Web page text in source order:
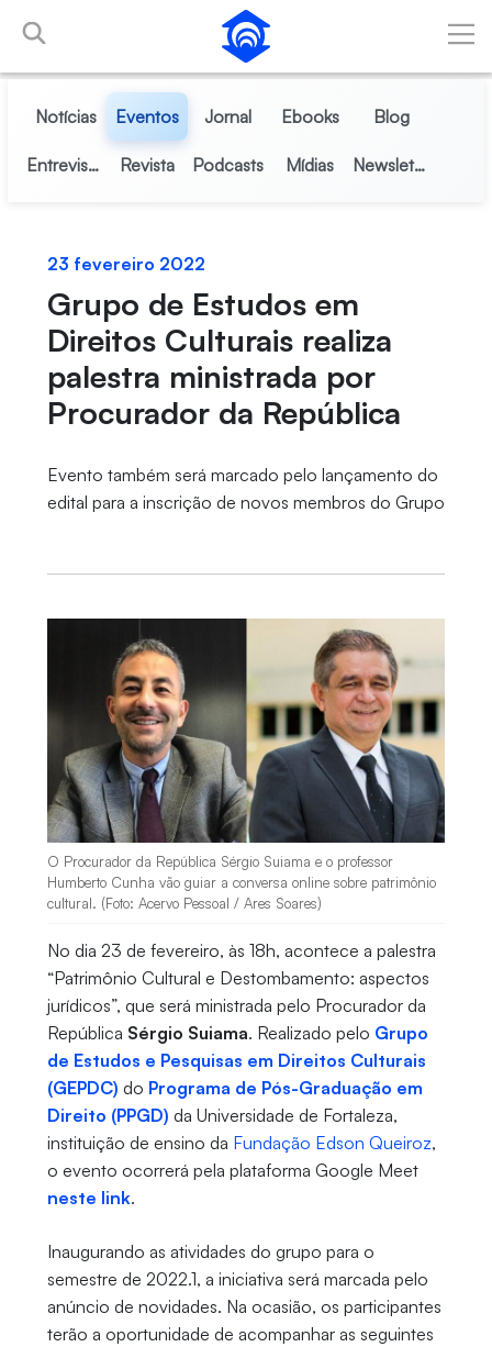
Pular para o Conteúdo principal
Notícias Eventos Jornal Ebooks Blog
Entrevistas Revista Podcasts Mídias Newsletter
23 fevereiro 2022
Grupo de Estudos em
Direitos Culturais realiza
palestra ministrada por
Procurador da República
Evento também será marcado pelo lançamento do
edital para a inscrição de novos membros do Grupo
O Procurador da República Sérgio Suiama e o professor
Humberto Cunha vão guiar a conversa online sobre patrimônio
cultural. (Foto: Acervo Pessoal / Ares Soares)
No dia 23 de fevereiro, às 18h, acontece a palestra
“Patrimônio Cultural e Destombamento: aspectos
jurídicos”, que será ministrada pelo Procurador da
República Sérgio Suiama. Realizado pelo Grupo
de Estudos e Pesquisas em Direitos Culturais
(GEPDC) do Programa de Pós-Graduação em
Direito (PPGD) da Universidade de Fortaleza,
instituição de ensino da Fundação Edson Queiroz,
o evento ocorrerá pela plataforma Google Meet
neste link.
Inaugurando as atividades do grupo para o
semestre de 2022.1, a iniciativa será marcada pelo
anúncio de novidades. Na ocasião, os participantes
terão a oportunidade de acompanhar as seguintes